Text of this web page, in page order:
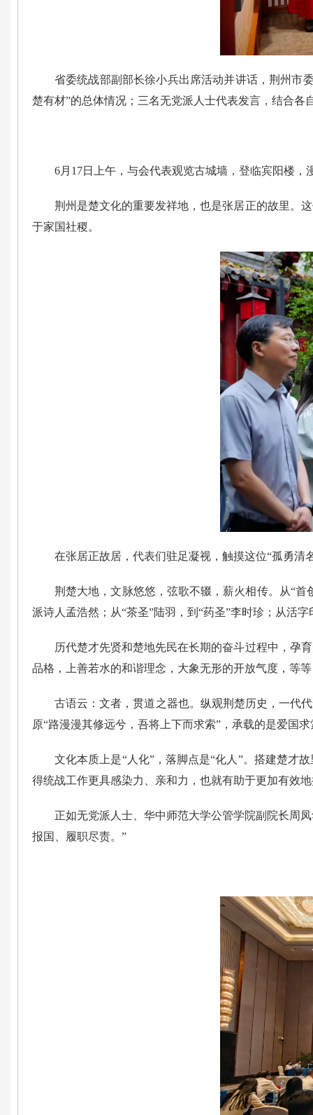
省委统战部副部长徐小兵出席活动并讲话，荆州市
楚有材”的总体情况；三名无党派人士代表发言，结合
6月17日上午，与会代表观览古城墙，登临宾阳楼
荆州是楚文化的重要发祥地，也是张居正的故里。
于家国社稷。
在张居正故居，代表们驻足凝视，触摸这位“孤勇清
荆楚大地，文脉悠悠，弦歌不辍，薪火相传。从“
派诗人孟浩然；从“茶圣”陆羽，到“药圣”李时珍；从活
历代楚才先贤和楚地先民在长期的奋斗过程中，孕
品格，上善若水的和谐理念，大象无形的开放气度，等
古语云：文者，贯道之器也。纵观荆楚历史，一代
原“路漫漫其修远兮，吾将上下而求索”，承载的是爱国
文化本质上是“人化”，落脚点是“化人”。搭建楚才
得统战工作更具感染力、亲和力，也就有助于更加有效
正如无党派人士、华中师范大学公管学院副院长周
报国、履职尽责。”